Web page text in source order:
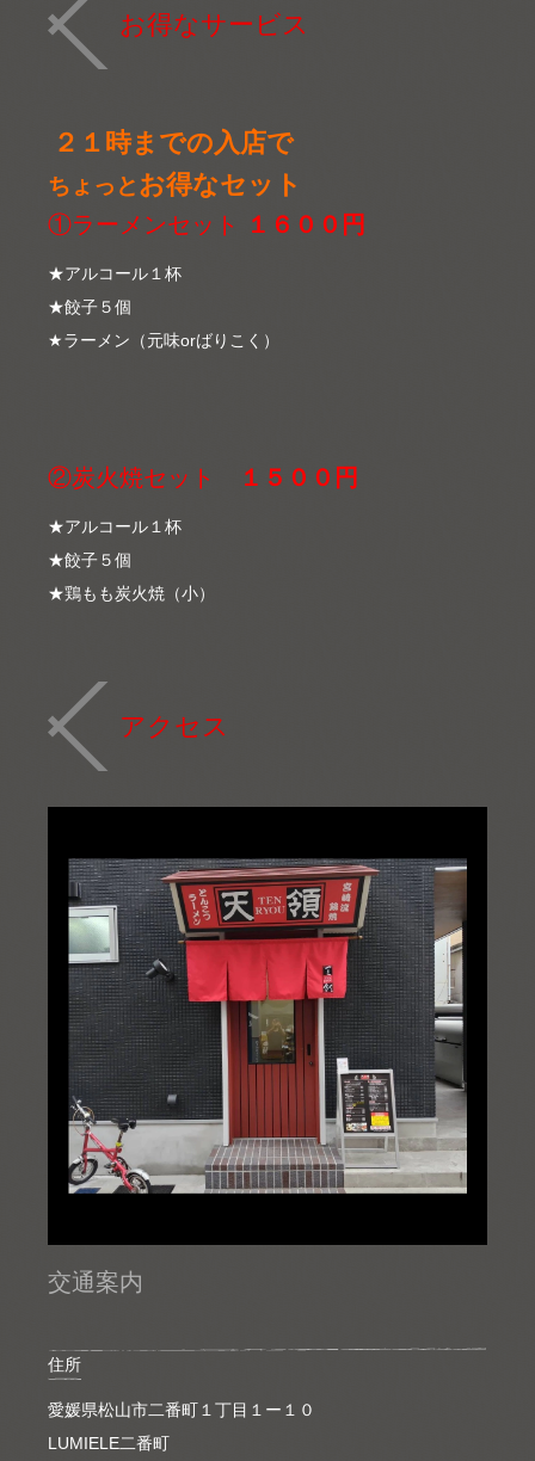
お得なサービス
２１時までの入店で
ちょっとお得なセット
①ラーメンセット １６００円
★アルコール１杯
★餃子５個
★ラーメン（元味orばりこく）
②炭火焼セット １５００円
★アルコール１杯
★餃子５個
★鶏もも炭火焼（小）
アクセス
交通案内
住所
愛媛県松山市二番町１丁目１ー１０
LUMIELE二番町